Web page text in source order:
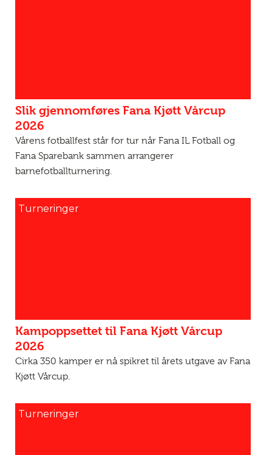
Slik gjennomføres Fana Kjøtt Vårcup
2026
Vårens fotballfest står for tur når Fana IL Fotball og
Fana Sparebank sammen arrangerer
barnefotballturnering.
Turneringer
Kampoppsettet til Fana Kjøtt Vårcup
2026
Cirka 350 kamper er nå spikret til årets utgave av Fana
Kjøtt Vårcup.
Turneringer